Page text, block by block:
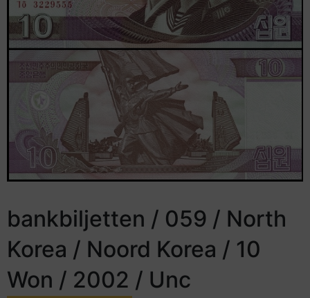
bankbiljetten / 059 / North
Korea / Noord Korea / 10
Won / 2002 / Unc